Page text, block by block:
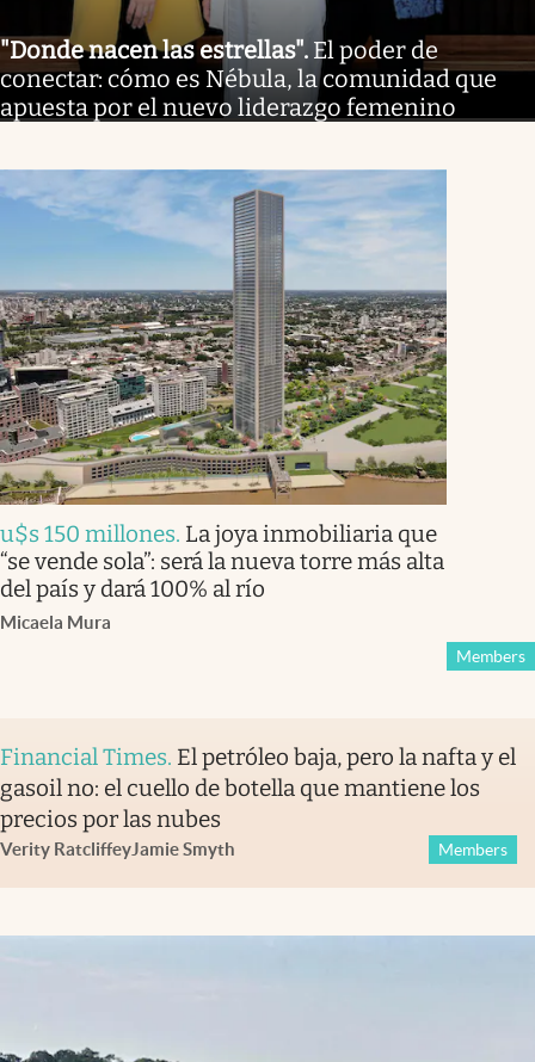
"Donde nacen las estrellas". El poder de
conectar: cómo es Nébula, la comunidad que
apuesta por el nuevo liderazgo femenino
u$s 150 millones. La joya inmobiliaria que
“se vende sola”: será la nueva torre más alta
del país y dará 100% al río
Micaela Mura
Members
Financial Times. El petróleo baja, pero la nafta y el
gasoil no: el cuello de botella que mantiene los
precios por las nubes
Verity RatcliffeyJamie Smyth Members